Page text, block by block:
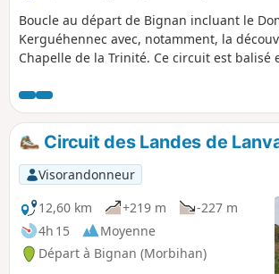
Boucle au départ de Bignan incluant le
Kerguéhennec avec, notamment, la
Chapelle de la Trinité. Ce circuit est balisé
Circuit des Landes de
Visorandonneur
12,60 km
+219 m
-227 m
4h 15
Moyenne
Départ à Bignan (Morbihan)